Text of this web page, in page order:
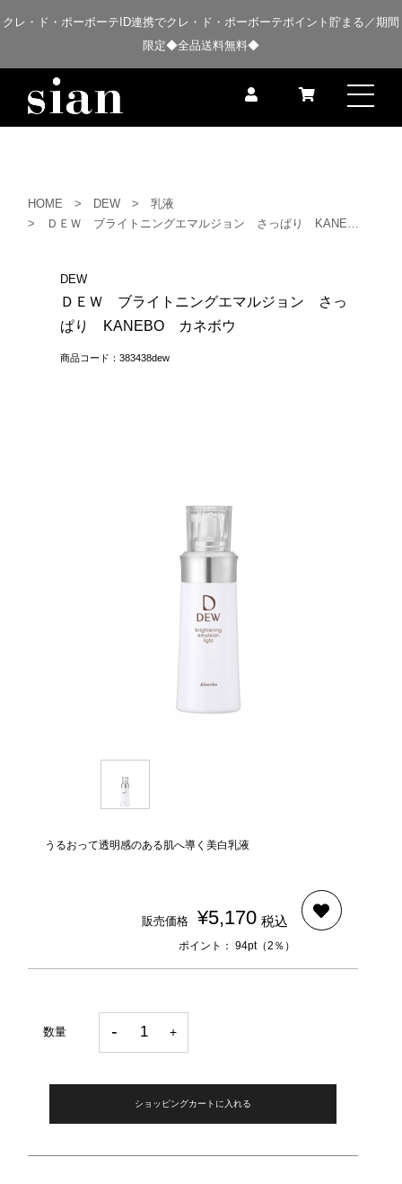
クレ・ド・ポーボーテID連携でクレ・ド・ポーボーテポイント貯まる／期間
限定◆全品送料無料◆
HOME DEW
乳液
ＤＥＷ ブライトニングエマルジョン さっぱり KANEBO カネボウ
DEW
ＤＥＷ ブライトニングエマルジョン さっ
ぱり KANEBO カネボウ
商品コード：383438dew
うるおって透明感のある肌へ導く美白乳液
販売価格 ¥5,170 税込
ポイント： 94pt（2％）
数量
ショッピングカートに入れる